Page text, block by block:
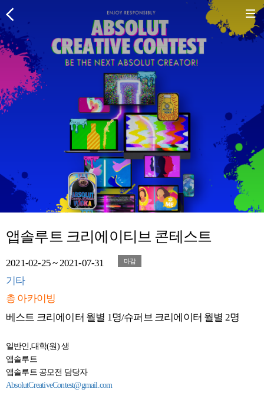
앱솔루트 크리에이티브 콘테스트
2021-02-25 ~ 2021-07-31 마감
기타
총 아카이빙
베스트 크리에이터 월별 1명/슈퍼브 크리에이터 월별 2명
일반인,대학(원) 생
앱솔루트
앱솔루트 공모전 담당자
AbsolutCreativeContest@gmail.com